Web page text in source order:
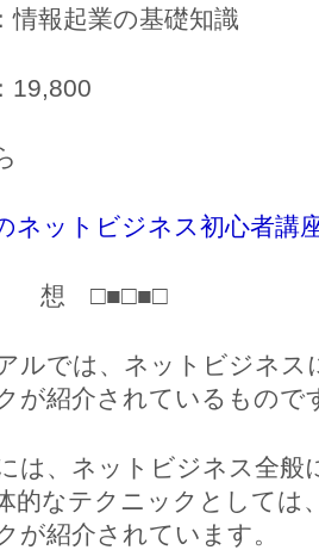
報起業の基礎知識
ネットビジネス初心者講
想 □■□■□
ルでは、ネットビジネス
が紹介されているもので
は、ネットビジネス全般
的なテクニックとしては
が紹介されています。